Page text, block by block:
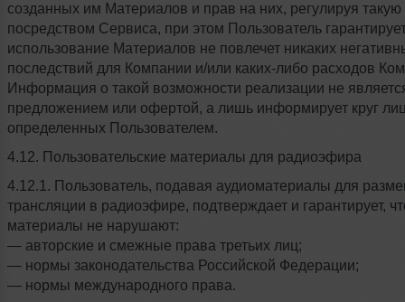
созданных им Материалов и прав на них, регулируя
посредством Сервиса, при этом Пользователь
использование Материалов не повлечет никаких
последствий для Компании и/или каких-либо расходов
Информация о такой возможности реализации не
предложением или офертой, а лишь информирует круг
определенных Пользователем.
4.12. Пользовательские материалы для радиоэфира
4.12.1. Пользователь, подавая аудиоматериалы для
трансляции в радиоэфире, подтверждает и гарантирует,
материалы не нарушают:
— авторские и смежные права третьих лиц;
— нормы законодательства Российской Федерации;
— нормы международного права.